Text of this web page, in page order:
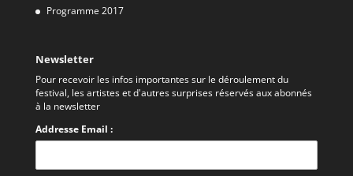
Programme 2017
Newsletter
Pour recevoir les infos importantes sur le déroulement du
festival, les artistes et d'autres surprises réservés aux abonnés
à la newsletter
Addresse Email :